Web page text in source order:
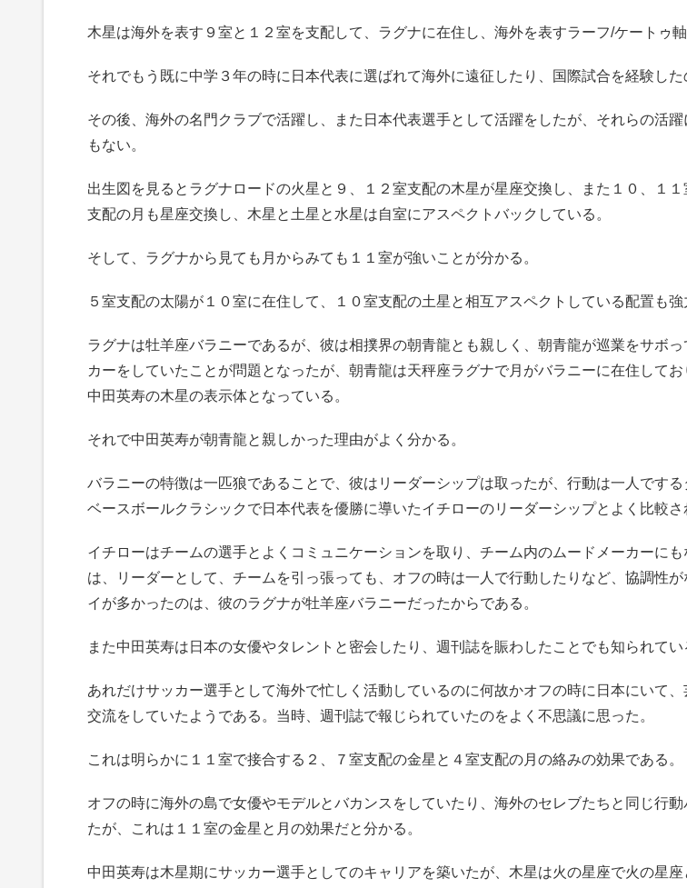
木星は海外を表す９室と１２室を支配して、ラグナに在住し、海外を表すラーフ/ケートゥ軸
それでもう既に中学３年の時に日本代表に選ばれて海外に遠征したり、国際試合を経験した
その後、海外の名門クラブで活躍し、また日本代表選手として活躍をしたが、それらの活
もない。
出生図を見るとラグナロードの火星と９、１２室支配の木星が星座交換し、また１０、１
支配の月も星座交換し、木星と土星と水星は自室にアスペクトバックしている。
そして、ラグナから見ても月からみても１１室が強いことが分かる。
５室支配の太陽が１０室に在住して、１０室支配の土星と相互アスペクトしている配置も強
ラグナは牡羊座バラニーであるが、彼は相撲界の朝青龍とも親しく、朝青龍が巡業をサボ
カーをしていたことが問題となったが、朝青龍は天秤座ラグナで月がバラニーに在住して
中田英寿の木星の表示体となっている。
それで中田英寿が朝青龍と親しかった理由がよく分かる。
バラニーの特徴は一匹狼であることで、彼はリーダーシップは取ったが、行動は一人です
ベースボールクラシックで日本代表を優勝に導いたイチローのリーダーシップとよく比較さ
イチローはチームの選手とよくコミュニケーションを取り、チーム内のムードメーカーに
は、リーダーとして、チームを引っ張っても、オフの時は一人で行動したりなど、協調性
イが多かったのは、彼のラグナが牡羊座バラニーだったからである。
また中田英寿は日本の女優やタレントと密会したり、週刊誌を賑わしたことでも知られてい
あれだけサッカー選手として海外で忙しく活動しているのに何故かオフの時に日本にいて、
交流をしていたようである。当時、週刊誌で報じられていたのをよく不思議に思った。
これは明らかに１１室で接合する２、７室支配の金星と４室支配の月の絡みの効果である。
オフの時に海外の島で女優やモデルとバカンスをしていたり、海外のセレブたちと同じ行
たが、これは１１室の金星と月の効果だと分かる。
中田英寿は木星期にサッカー選手としてのキャリアを築いたが、木星は火の星座で火の星座